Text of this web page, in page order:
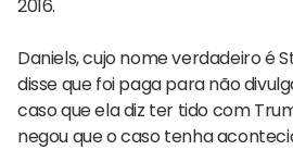
2016.
Daniels, cujo nome verdadeiro é
disse que foi paga para não
caso que ela diz ter tido com
negou que o caso tenha